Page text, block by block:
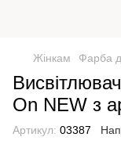
Жінкам Фарба
On NEW з
Артикул: 03387